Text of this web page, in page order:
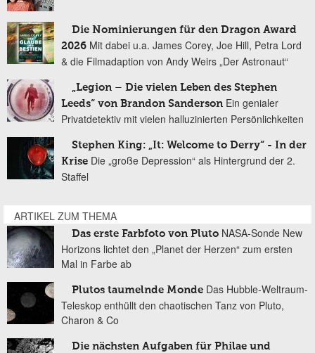
Die Nominierungen für den Dragon Award
2026 Mit dabei u.a. James Corey, Joe Hill, Petra Lord
& die Filmadaption von Andy Weirs „Der Astronaut“
„Legion – Die vielen Leben des Stephen
Leeds“ von Brandon Sanderson Ein genialer
Privatdetektiv mit vielen halluzinierten Persönlichkeiten
Stephen King: „It: Welcome to Derry“ - In der
Krise Die „große Depression“ als Hintergrund der 2.
Staffel
ARTIKEL ZUM THEMA
Das erste Farbfoto von Pluto NASA-Sonde New
Horizons lichtet den „Planet der Herzen“ zum ersten
Mal in Farbe ab
Plutos taumelnde Monde Das Hubble-Weltraum-
Teleskop enthüllt den chaotischen Tanz von Pluto,
Charon & Co
Die nächsten Aufgaben für Philae und